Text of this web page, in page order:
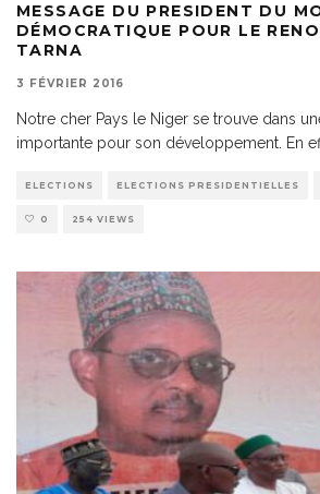
MESSAGE DU PRESIDENT DU
DÉMOCRATIQUE POUR LE
TARNA
3 FÉVRIER 2016
Notre cher Pays le Niger se trouve dans
importante pour son développement. En
ELECTIONS ELECTIONS PRESIDENTIELLES
0 254 VIEWS